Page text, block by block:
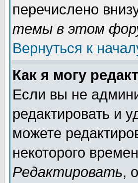
перечислено
темы в этом
Вернуться к
Как я могу
Если вы не
редактировать и
можете
некоторого
Редактировать,